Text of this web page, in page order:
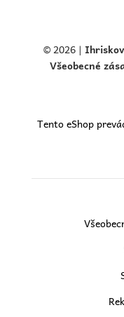
© 2026 |
Všeobecné
Tento eShop